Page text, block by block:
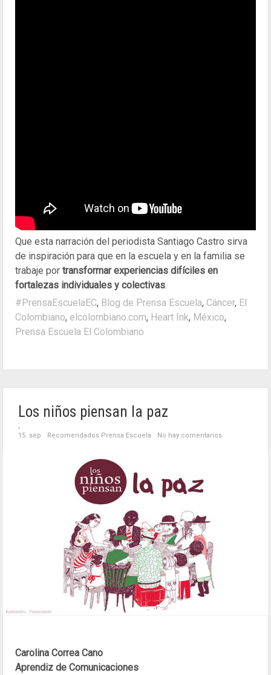
Que esta narración del periodista Santiago Castro sirva
de inspiración para que en la escuela y en la familia se
trabaje por transformar experiencias difíciles en
fortalezas individuales y colectivas.
#PrensaEscuelaEC, Blog de Prensa Escuela, Cáncer, El
Colombiano, elcolombiano.com, Heart Ink, México,
Prensa Escuela El Colombiano
Los niños piensan la paz
;
15. sep Recomendados Prensa Escuela No hay comentarios
Carolina Correa Cano
Aprendiz de Comunicaciones